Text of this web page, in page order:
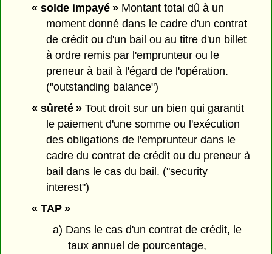
« solde impayé »Montant total dû à un
moment donné dans le cadre d'un contrat
de crédit ou d'un bail ou au titre d'un billet
à ordre remis par l'emprunteur ou le
preneur à bail à l'égard de l'opération.
("outstanding balance")
« sûreté »Tout droit sur un bien qui garantit
le paiement d'une somme ou l'exécution
des obligations de l'emprunteur dans le
cadre du contrat de crédit ou du preneur à
bail dans le cas du bail. ("security
interest")
« TAP »
a) Dans le cas d'un contrat de crédit, le
taux annuel de pourcentage,